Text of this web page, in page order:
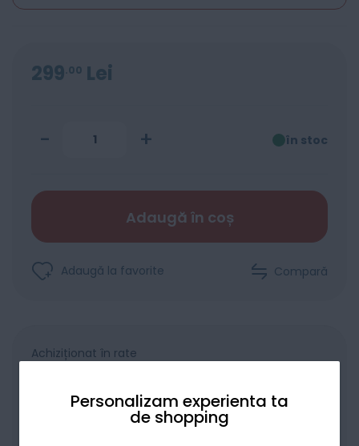
Personalizam experienta ta
de shopping
299 00 Lei
- + în stoc
Adaugă în coș
Adaugă la favorite Compară
Achiziționat în rate